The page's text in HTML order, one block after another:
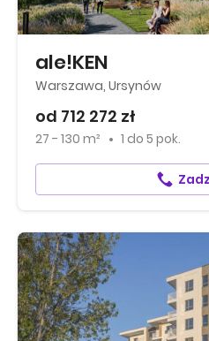
ale!KEN
Warszawa, Ursynów
od 712 272 zł
27 - 130 m² 1 do 5 pok.